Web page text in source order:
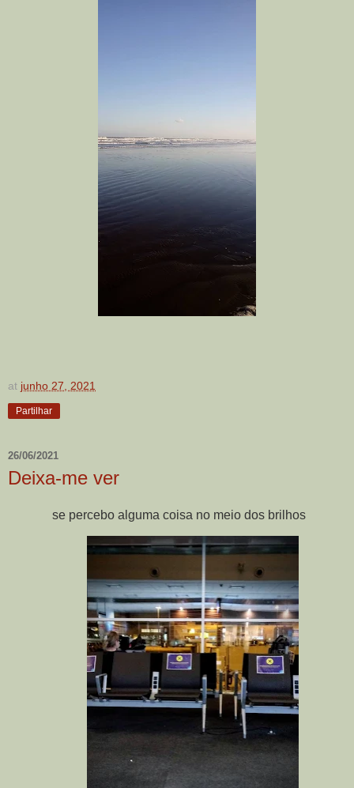
at junho 27, 2021
Partilhar
26/06/2021
Deixa-me ver
se percebo alguma coisa no meio dos brilhos